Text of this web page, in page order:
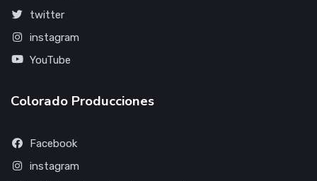
twitter
instagram
YouTube
Colorado Producciones
Facebook
instagram